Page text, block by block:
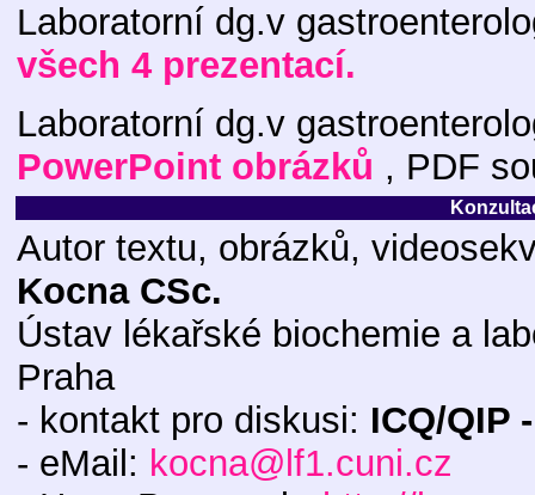
Laboratorní dg.v
všech 4 prezentací.
Laboratorní dg.v
PowerPoint obrázků , PDF
Autor textu, obrázků,
Kocna CSc.
Ústav lékařské biochemie a
Praha
- kontakt pro diskusi: ICQ/QIP
- eMail: kocna@lf1.cuni.cz